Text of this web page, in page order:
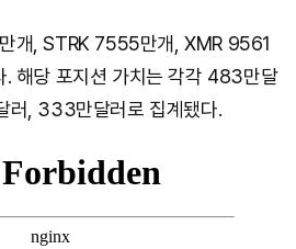
개, STRK 7555만개, XMR 9561
해당 포지션 가치는 각각 483만달
, 333만달러로 집계됐다.